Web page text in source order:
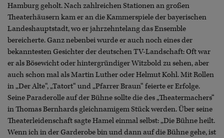
Hamburg geholt. Nach zahlreichen Stationen an großen
Theaterhäusern kam er an die Kammerspiele der bayerischen
Landeshauptstadt, wo er jahrzehntelang das Ensemble
bereicherte. Ganz nebenbei wurde er auch noch eines der
bekanntesten Gesichter der deutschen TV-Landschaft: Oft war
er als Bösewicht oder hintergründiger Witzbold zu sehen, aber
auch schon mal als Martin Luther oder Helmut Kohl. Mit Rollen
in „Der Alte“, „Tatort“ und „Pfarrer Braun“ feierte er Erfolge.
Seine Paraderolle auf der Bühne sollte die des „Theatermachers“
in Thomas Bernhards gleichnamigem Stück werden. Über seine
Theaterleidenschaft sagte Hamel einmal selbst: „Die Bühne heilt.
Wenn ich in der Garderobe bin und dann auf die Bühne gehe, ist